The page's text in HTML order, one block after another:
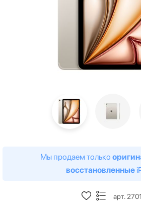
Мы продаем только
восстановленные
арт. 2701